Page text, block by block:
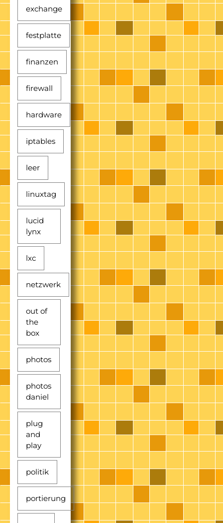
exchange
festplatte
finanzen
firewall
hardware
iptables
leer
linuxtag
lucid
lynx
lxc
netzwerk
out of
the
box
photos
photos
daniel
plug
and
play
politik
portierung